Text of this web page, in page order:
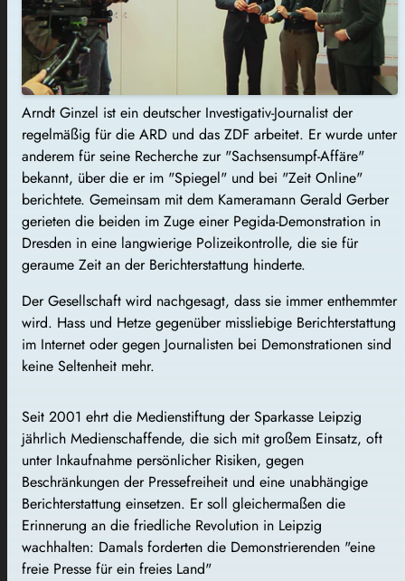
Arndt Ginzel ist ein deutscher Investigativ-Journalist der
regelmäßig für die ARD und das ZDF arbeitet. Er wurde unter
anderem für seine Recherche zur "Sachsensumpf-Affäre"
bekannt, über die er im "Spiegel" und bei "Zeit Online"
berichtete. Gemeinsam mit dem Kameramann Gerald Gerber
gerieten die beiden im Zuge einer Pegida-Demonstration in
Dresden in eine langwierige Polizeikontrolle, die sie für
geraume Zeit an der Berichterstattung hinderte.
Der Gesellschaft wird nachgesagt, dass sie immer enthemmter
wird. Hass und Hetze gegenüber missliebige Berichterstattung
im Internet oder gegen Journalisten bei Demonstrationen sind
keine Seltenheit mehr.
Seit 2001 ehrt die Medienstiftung der Sparkasse Leipzig
jährlich Medienschaffende, die sich mit großem Einsatz, oft
unter Inkaufnahme persönlicher Risiken, gegen
Beschränkungen der Pressefreiheit und eine unabhängige
Berichterstattung einsetzen. Er soll gleichermaßen die
Erinnerung an die friedliche Revolution in Leipzig
wachhalten: Damals forderten die Demonstrierenden "eine
freie Presse für ein freies Land"